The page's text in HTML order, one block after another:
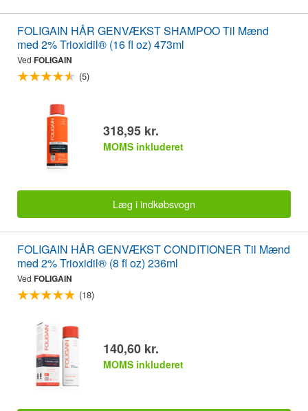
FOLIGAIN HÅR GENVÆKST SHAMPOO Til Mænd
med 2% Trioxidil® (16 fl oz) 473ml
Ved FOLIGAIN
(5)
318,95 kr.
MOMS inkluderet
Læg i indkøbsvogn
FOLIGAIN HÅR GENVÆKST CONDITIONER Til Mænd
med 2% Trioxidil® (8 fl oz) 236ml
Ved FOLIGAIN
(18)
140,60 kr.
MOMS inkluderet